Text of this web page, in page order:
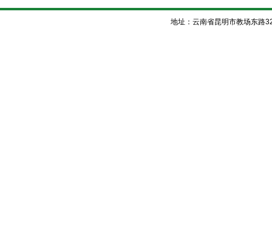
地址：云南省昆明市教场东